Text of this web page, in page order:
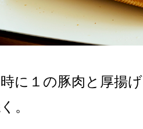
に１の豚肉と厚揚
。